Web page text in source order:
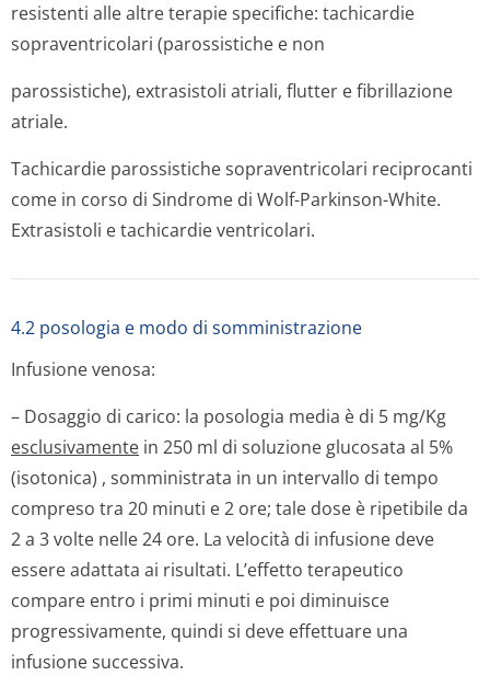
resistenti alle altre terapie specifiche: tachicardie
sopraventricolari (parossistiche e non
parossistiche), extrasistoli atriali, flutter e fibrillazione
atriale.
Tachicardie parossistiche sopraventricolari reciprocanti
come in corso di Sindrome di Wolf-Parkinson-White.
Extrasistoli e tachicardie ventricolari.
4.2 posologia e modo di somministrazione
Infusione venosa:
– Dosaggio di carico: la posologia media è di 5 mg/Kg
esclusivamente in 250 ml di soluzione glucosata al 5%
(isotonica) , somministrata in un intervallo di tempo
compreso tra 20 minuti e 2 ore; tale dose è ripetibile da
2 a 3 volte nelle 24 ore. La velocità di infusione deve
essere adattata ai risultati. L’effetto terapeutico
compare entro i primi minuti e poi diminuisce
progressivamente, quindi si deve effettuare una
infusione successiva.